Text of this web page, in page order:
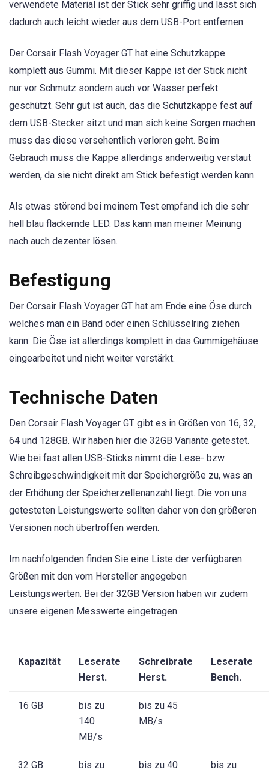
verwendete Material ist der Stick sehr griffig und lässt sich
dadurch auch leicht wieder aus dem USB-Port entfernen.
Der Corsair Flash Voyager GT hat eine Schutzkappe
komplett aus Gummi. Mit dieser Kappe ist der Stick nicht
nur vor Schmutz sondern auch vor Wasser perfekt
geschützt. Sehr gut ist auch, das die Schutzkappe fest auf
dem USB-Stecker sitzt und man sich keine Sorgen machen
muss das diese versehentlich verloren geht. Beim
Gebrauch muss die Kappe allerdings anderweitig verstaut
werden, da sie nicht direkt am Stick befestigt werden kann.
Als etwas störend bei meinem Test empfand ich die sehr
hell blau flackernde LED. Das kann man meiner Meinung
nach auch dezenter lösen.
Befestigung
Der Corsair Flash Voyager GT hat am Ende eine Öse durch
welches man ein Band oder einen Schlüsselring ziehen
kann. Die Öse ist allerdings komplett in das Gummigehäuse
eingearbeitet und nicht weiter verstärkt.
Technische Daten
Den Corsair Flash Voyager GT gibt es in Größen von 16, 32,
64 und 128GB. Wir haben hier die 32GB Variante getestet.
Wie bei fast allen USB-Sticks nimmt die Lese- bzw.
Schreibgeschwindigkeit mit der Speichergröße zu, was an
der Erhöhung der Speicherzellenanzahl liegt. Die von uns
getesteten Leistungswerte sollten daher von den größeren
Versionen noch übertroffen werden.
Im nachfolgenden finden Sie eine Liste der verfügbaren
Größen mit den vom Hersteller angegeben
Leistungswerten. Bei der 32GB Version haben wir zudem
unsere eigenen Messwerte eingetragen.
Kapazität
Leserate
Herst.
Schreibrate
Herst.
Leserate
Bench.
16 GB
bis zu
140
MB/s
bis zu 45
MB/s
32 GB bis zu bis zu 40 bis zu